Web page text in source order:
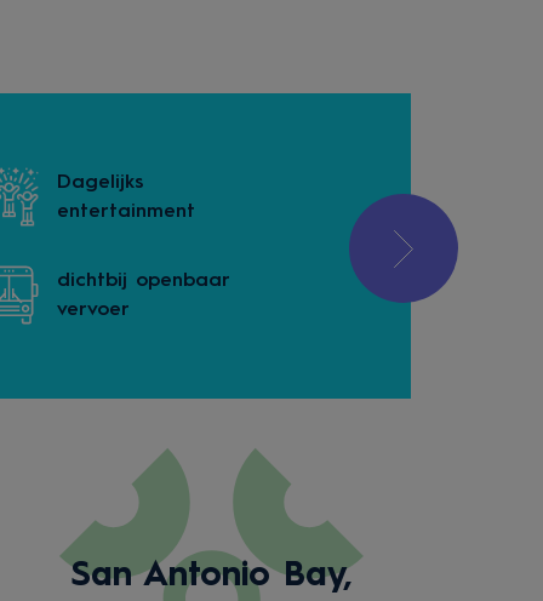
Dagelijks
entertainment
dichtbij openbaar
vervoer
San Antonio Bay,